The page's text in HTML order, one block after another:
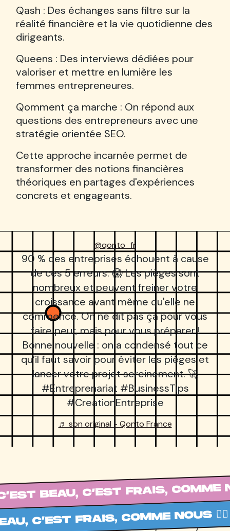
Qash : Des échanges sans filtre sur la
réalité financière et la vie quotidienne des
dirigeants.
Queens : Des interviews dédiées pour
valoriser et mettre en lumière les
femmes entrepreneures.
Qomment ça marche : On répond aux
questions des entrepreneurs avec une
stratégie orientée SEO.
Cette approche incarnée permet de
transformer des notions financières
théoriques en partages d'expériences
concrets et engageants.
@qonto_fr
90 % des entreprises échouent à cause
de ces 5 erreurs. 😱 Les pièges sont
nombreux et peuvent freiner votre
croissance avant même qu'elle ne
commence. On ne dit pas ça pour vous
faire peur, mais pour vous préparer !
Bonne nouvelle : on a condensé tout ce
qu’il faut savoir pour éviter les pièges et
lancer votre projet sereinement. 🚀
#Entreprenariat #BusinessTips
#CreationEntreprise
♬ son original - Qonto France
BEAU, C’EST FRAIS,
C’EST FRAIS, COMME